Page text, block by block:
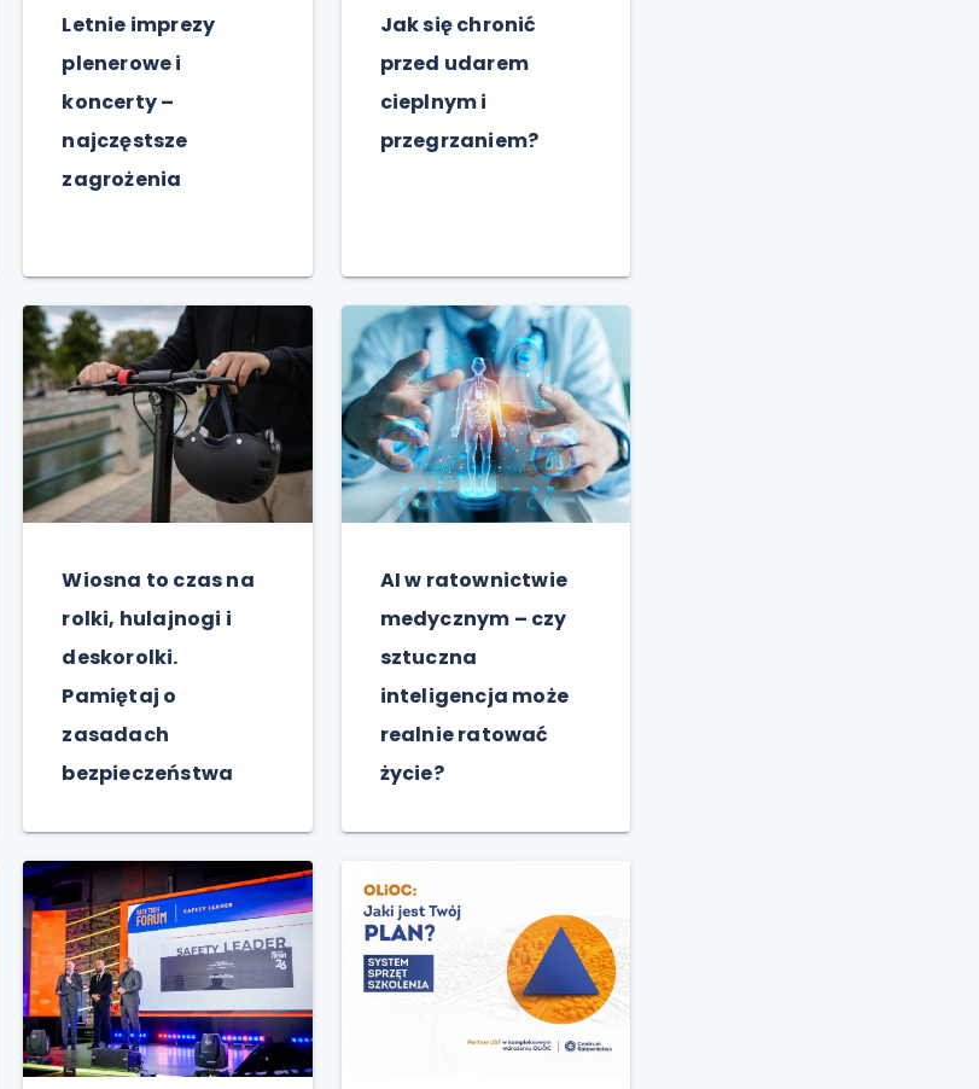
Letnie imprezy
plenerowe i
koncerty –
najczęstsze
zagrożenia
Jak się chronić
przed udarem
cieplnym i
przegrzaniem?
Wiosna to czas na
rolki, hulajnogi i
deskorolki.
Pamiętaj o
zasadach
bezpieczeństwa
AI w ratownictwie
medycznym – czy
sztuczna
inteligencja może
realnie ratować
życie?